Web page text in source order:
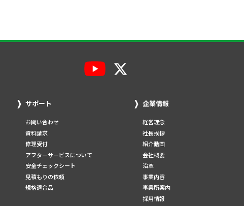
サポート
お問い合わせ
資料請求
修理受付
アフターサービスについて
安全チェックシート
見積もりの依頼
規格適合品
企業情報
経営理念
社長挨拶
紹介動画
会社概要
沿革
事業内容
事業所案内
採用情報